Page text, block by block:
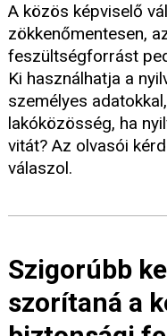
A közös képviselő
zökkenőmentesen,
feszültségforrást
Ki használhatja a
személyes
lakóközösség, ha
vitát? Az olvasói
válaszol.
Szigorúbb
szorítaná a